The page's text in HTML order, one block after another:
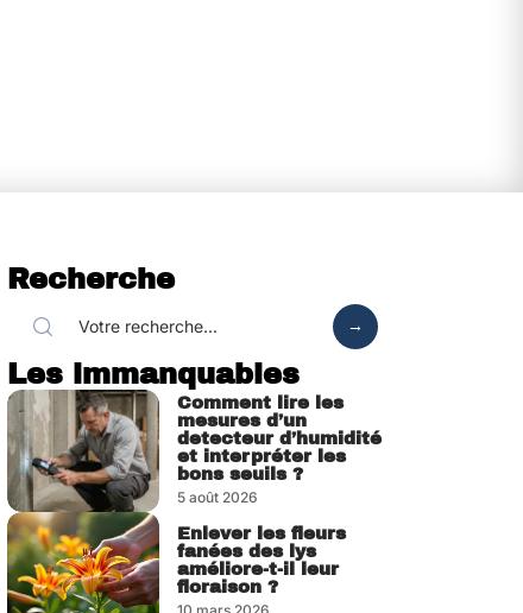
Recherche
Les immanquables
Comment lire les
mesures d’un
detecteur d’humidité
et interpréter les
bons seuils ?
5 août 2026
Enlever les fleurs
fanées des lys
améliore-t-il leur
floraison ?